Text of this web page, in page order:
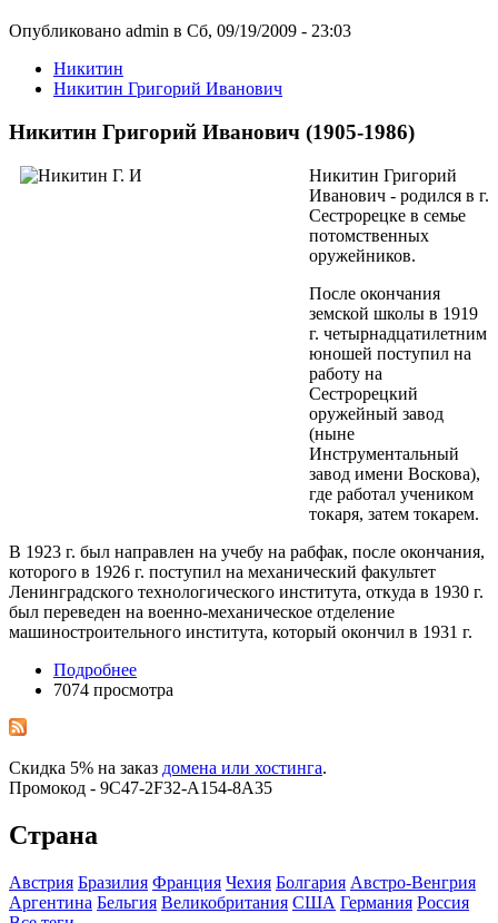
Опубликовано admin в Сб, 09/19/2009 - 23:03
Никитин
Никитин Григорий Иванович
Никитин Григорий Иванович (1905-1986)
Никитин Григорий
Иванович - родился в г.
Сестрорецке в семье
потомственных
оружейников.
После окончания
земской школы в 1919
г. четырнадцатилетним
юношей поступил на
работу на
Сестрорецкий
оружейный завод
(ныне
Инструментальный
завод имени Воскова),
где работал учеником
токаря, затем токарем.
В 1923 г. был направлен на учебу на рабфак, после окончания,
которого в 1926 г. поступил на механический факультет
Ленинградского технологического института, откуда в 1930 г.
был переведен на военно-механическое отделение
машиностроительного института, который окончил в 1931 г.
Подробнее
7074 просмотра
Скидка 5% на заказ домена или хостинга.
Промокод - 9C47-2F32-A154-8A35
Страна
Австрия Бразилия Франция Чехия Болгария Австро-Венгрия
Аргентина Бельгия Великобритания США Германия Росcия